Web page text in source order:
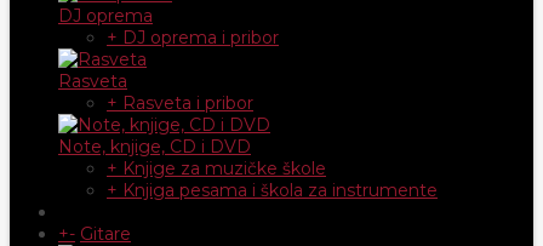
DJ oprema
+ DJ oprema i pribor
Rasveta
+ Rasveta i pribor
Note, knjige, CD i DVD
+ Knjige za muzičke škole
+ Knjiga pesama i škola za instrumente
+- Gitare